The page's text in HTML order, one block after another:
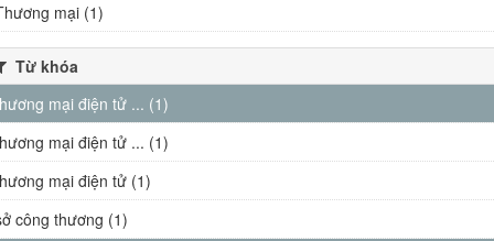
mại (1)
Từ khóa
mại điện tử ... (1)
mại điện tử ... (1)
mại điện tử (1)
công thương (1)